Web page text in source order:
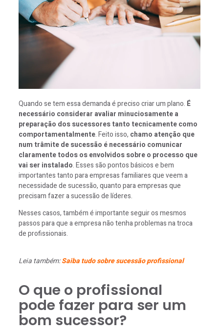
Quando se tem essa demanda é preciso criar um plano. É
necessário considerar avaliar minuciosamente a
preparação dos sucessores tanto tecnicamente como
comportamentalmente. Feito isso, chamo atenção que
num trâmite de sucessão é necessário comunicar
claramente todos os envolvidos sobre o processo que
vai ser instalado. Esses são pontos básicos e bem
importantes tanto para empresas familiares que veem a
necessidade de sucessão, quanto para empresas que
precisam fazer a sucessão de líderes.
Nesses casos, também é importante seguir os mesmos
passos para que a empresa não tenha problemas na troca
de profissionais.
Leia também:Saiba tudo sobre sucessão profissional
O que o profissional
pode fazer para ser um
bom sucessor?